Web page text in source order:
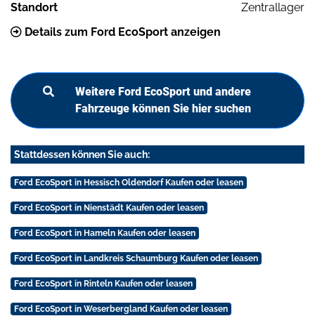
Standort
Zentrallager
Details zum Ford EcoSport anzeigen
Weitere Ford EcoSport und andere
Fahrzeuge können Sie hier suchen
Stattdessen können Sie auch:
Ford EcoSport in Hessisch Oldendorf Kaufen oder leasen
Ford EcoSport in Nienstädt Kaufen oder leasen
Ford EcoSport in Hameln Kaufen oder leasen
Ford EcoSport in Landkreis Schaumburg Kaufen oder leasen
Ford EcoSport in Rinteln Kaufen oder leasen
Ford EcoSport in Weserbergland Kaufen oder leasen